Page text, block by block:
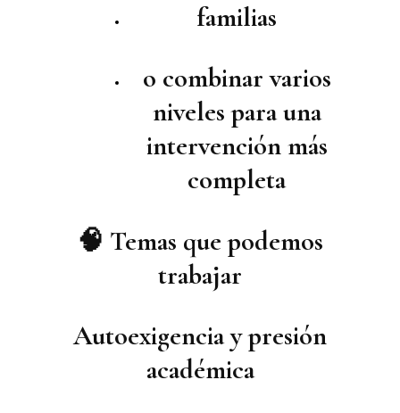
familias
o combinar varios
niveles para una
intervención más
completa
🧠 Temas que podemos
trabajar
Autoexigencia y presión
académica